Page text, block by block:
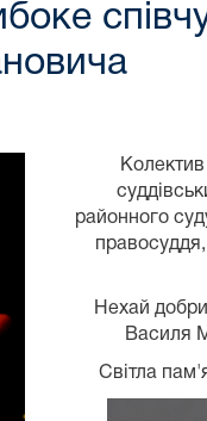
Колектив
районного
Нехай
Василя
Світла